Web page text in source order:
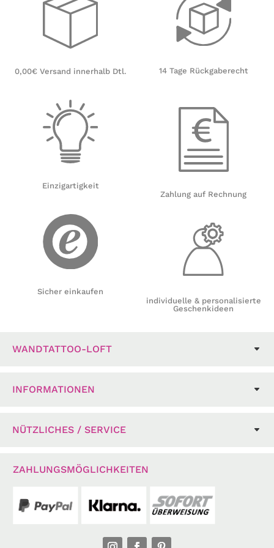
0,00€ Versand innerhalb Dtl.
Einzigartigkeit
Sicher einkaufen
14 Tage Rückgaberecht
Zahlung auf Rechnung
individuelle & personalisierte
Geschenkideen
WANDTATTOO-LOFT
INFORMATIONEN
NÜTZLICHES / SERVICE
ZAHLUNGSMÖGLICHKEITEN